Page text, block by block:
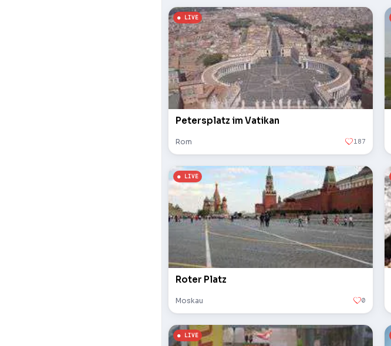
Petersplatz im Vatikan
Rom 187
Roter Platz
Moskau 0